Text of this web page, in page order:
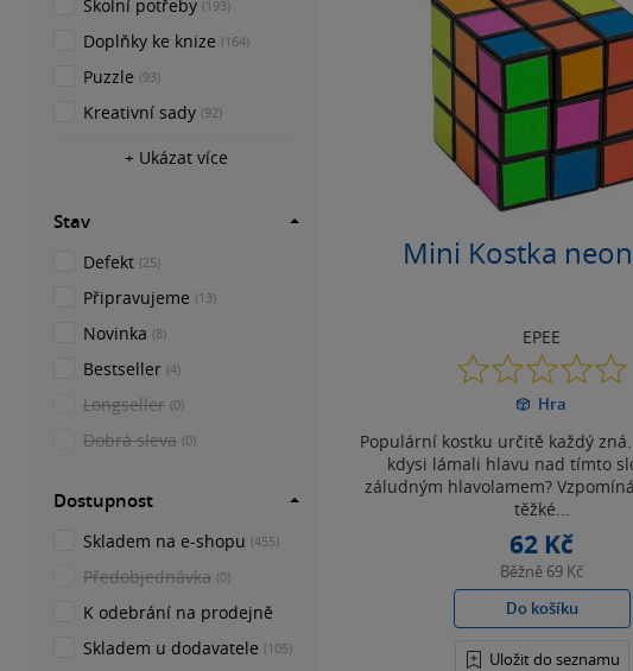
Mini Kostka
EPEE
0.0
z
5
Hra
Populární kostku určitě každý
kdysi lámali hlavu nad tímto
záludným hlavolamem?
těžké...
62 Kč
Běžně 69 Kč
Do košíku
Uložit do seznamu
Školní potřeby (193)
Doplňky ke knize (164)
Puzzle (93)
Kreativní sady (92)
+ Ukázat více
Stav
Defekt (25)
Připravujeme (13)
Novinka (8)
Bestseller (4)
Longseller (0)
Dobrá sleva (0)
Dostupnost
Skladem na e-shopu (455)
Předobjednávka (0)
K odebrání na prodejně
Skladem u dodavatele (105)